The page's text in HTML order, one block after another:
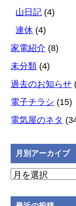
山日記 (4)
連休 (4)
家電紹介 (8)
未分類 (4)
過去のお知らせ
電子チラシ (15)
電気屋のネタ
月別アーカイブ
月
ア